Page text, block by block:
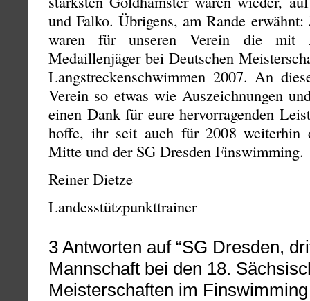
und Falko. Übrigens, am Rande
waren für unseren Verein die mit
Medaillenjäger bei Deutschen
Langstreckenschwimmen 2007. An
Verein so etwas wie Auszeichnungen
einen Dank für eure hervorragenden
hoffe, ihr seit auch für 2008 weiterhin
Mitte und der SG Dresden Finswimming.
Reiner Dietze
Landesstützpunkttrainer
3 Antworten auf “SG Dresden,
Mannschaft bei den 18.
Meisterschaften im Finswimming